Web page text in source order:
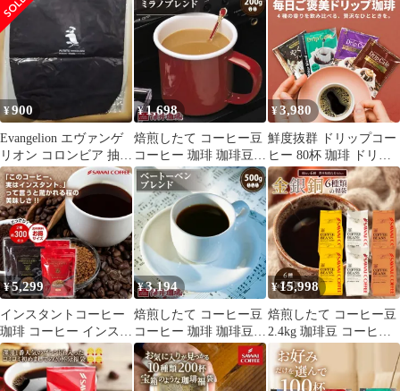
き/豆のまま 120杯分 飲
み比べ セット ヨーロピ
アンクラシック
ヒー
袋 セット 【 100袋 】
[カフェイン入り] [8グ
ラム (x 100)]
¥900
Evangelion エヴァンゲ
リオン コロンビア 抽選
購入 限定 トートバッグ
¥1,698
焙煎したて コーヒー豆
コーヒー 珈琲 珈琲豆
お試し コーヒー粉 粉
豆 ミラノブレンド
Milan Blend 200g袋 単品
珈琲豆
¥3,980
鮮度抜群 ドリップコー
ヒー 80杯 珈琲 ドリッ
プパック コーヒー 福袋
ドリップバッグ 福袋 大
容量 20袋x4袋 個包装
8g 飲み比べ セット や
くも ビター アニバーサ
リー リッチヨーロピア
ン
¥5,299
インスタントコーヒー
珈琲 コーヒー インスタ
ントコーヒー300杯分 2
種 4袋 飲み比べ 簡単
詰め替え ホット アイス
¥3,194
焙煎したて コーヒー豆
コーヒー 珈琲 珈琲豆
お試し コーヒー粉 粉
豆 ベートーベンブレン
ド 500g袋 単品珈琲豆
¥15,998
焙煎したて コーヒー豆
2.4kg 珈琲豆 コーヒー
大容量 400gx6袋 中挽
き/豆のまま 240杯分 飲
み比べ セット プレミア